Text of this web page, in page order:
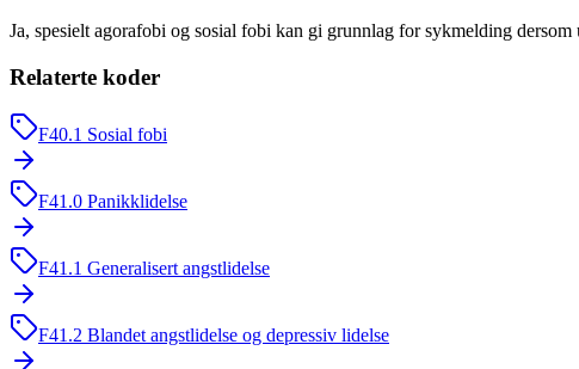
Ja, spesielt agorafobi og sosial fobi kan gi grunnlag for sykmelding
Relaterte koder
F40.1 Sosial fobi
F41.0 Panikklidelse
F41.1 Generalisert angstlidelse
F41.2 Blandet angstlidelse og depressiv lidelse